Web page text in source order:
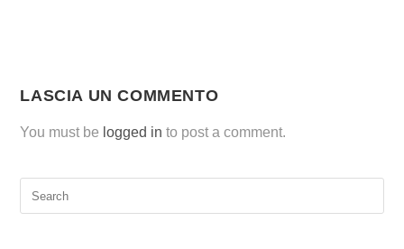
LASCIA UN COMMENTO
You must be logged in to post a comment.